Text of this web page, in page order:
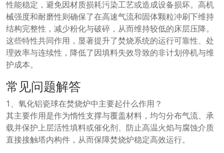
性能稳定，避免因材质损耗污染工艺或造成设备损坏。高机
械强度和耐磨性则确保了在高速气流和固体颗粒冲刷下维持
结构完整性，减少粉化与破碎，从而维持较低的床层压降。
这些特性共同作用，显著提升了焚烧系统的运行可靠性、处
理效率与连续性，降低了因填料失效导致的非计划停机与维
护成本。
常见问题解答
1、氧化铝瓷球在焚烧炉中主要起什么作用？
其主要作用是作为惰性支撑与覆盖材料，均匀分布气流、承
载并保护上层活性填料或催化剂、防止高温火焰与腐蚀介质
直接接触塔内构件，从而保障焚烧炉稳定高效运行。